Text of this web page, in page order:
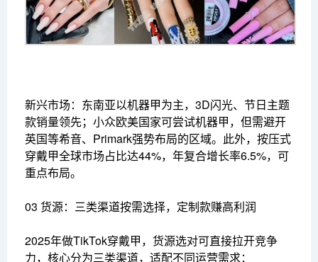
新兴市场：东南亚以机器甲为主，3D闪光、节日主题
款销量领先；小众欧美国家可尝试机器甲，但需避开
英国等希音、Primark强势布局的区域。此外，按压式
穿戴甲全球市场占比达44%，年复合增长率6.5%，可
重点布局。
03 货源：三类渠道按需选择，定制款赚高利润
2025年做TikTok穿戴甲，货源选对可直接拉开竞争
力，核心分为三类渠道，适配不同运营需求：